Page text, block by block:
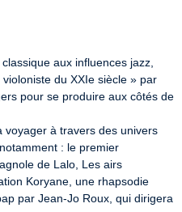
aux influences jazz,
du XXIe siècle » par
pour se produire aux côtés de
voyager à travers des univers
: le premier
de Lalo, Les airs
Koryane, une rhapsodie
par Jean-Jo Roux, qui dirigera